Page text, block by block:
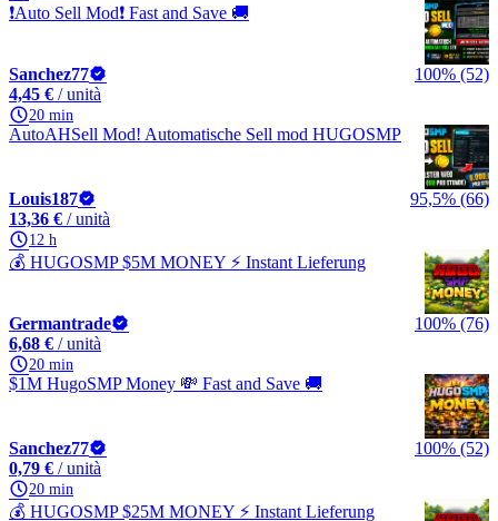
❗Auto Sell Mod❗ Fast and Save 🚚
Sanchez77
100% (52)
4,45 € / unità
20 min
AutoAHSell Mod! Automatische Sell mod HUGOSMP
Louis187
95,5% (66)
13,36 € / unità
12 h
💰 HUGOSMP $5M MONEY ⚡ Instant Lieferung
Germantrade
100% (76)
6,68 € / unità
20 min
$1M HugoSMP Money 💸 Fast and Save 🚚
Sanchez77
100% (52)
0,79 € / unità
20 min
💰 HUGOSMP $25M MONEY ⚡ Instant Lieferung